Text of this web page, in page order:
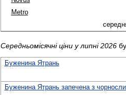
Metro
Середньомісячні ціни у липні 2026
Буженина Ятрань
Буженина Ятрань запечена з